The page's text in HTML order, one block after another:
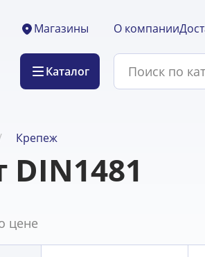
Магазины
Каталог
О компании
Крепеж
цене